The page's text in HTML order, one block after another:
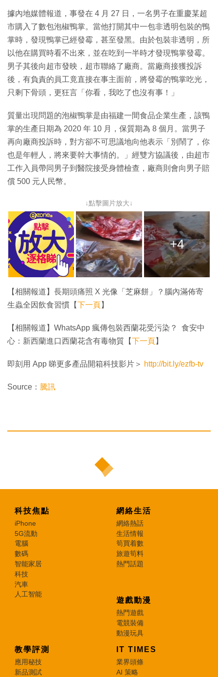
據內地媒體報道，事發在 4 月 27 日，一名男子在重慶某超
市購入了數包泡椒鴨掌。當他打開其中一包非透明包裝的鴨
掌時，發現鴨掌已經發霉，甚至發黑。由於包裝非透明，所
以他在購買時看不出來，並在吃到一半時才發現鴨掌發霉。
男子其後向超市發映，超市聯絡了廠商。當廠商接獲投訴
後，有負責的員工竟直接在事主面前，將發霉的鴨掌吃光，
只剩下骨頭，更狂言「你看，我吃了也沒有事！」
質量出現問題的泡椒鴨掌是由福建一間食品企業生產，該鴨
掌的生產日期為 2020 年 10 月，保質期為 8 個月。當男子
再向廠商投訴時，對方卻不可思議地向他表示「別鬧了，你
也是年輕人，將來要幹大事情的。」經雙方協議後，由超市
工作入員帶同男子到醫院接受身體檢查，廠商則會向男子賠
償 500 元人民幣。
↓點擊圖片放大↓
+4
【相關報道】長期頭痛照 X 光像「芝麻餅」？腦內滿佈寄
生蟲全因飲食習慣【下一頁】
【相關報道】WhatsApp 瘋傳包裝西蘭花受污染？ 食安中
心：新西蘭進口西蘭花含有毒物質【下一頁】
即刻用 App 睇更多產品開箱科技影片＞ http://bit.ly/ezfb-tv
Source： 騰訊
科技焦點
iPhone
5G流動
電腦
數碼
智能家居
科技
汽車
人工智能
網絡生活
網絡熱話
生活情報
筍買着數
旅遊筍料
熱門話題
遊戲動漫
熱門遊戲
電競裝備
動漫玩具
教學評測
應用秘技
新品測試
IT TIMES
業界頭條
AI 策略